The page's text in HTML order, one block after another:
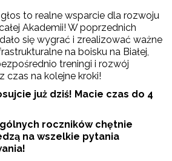
to realne wsparcie dla rozwoju
Akademii! W poprzednich
się wygrać i zrealizować ważne
na boisku na Białej,
treningi i rozwój
czas na kolejne kroki!
już dziś! Macie czas do 4
roczników chętnie
na wszelkie pytania